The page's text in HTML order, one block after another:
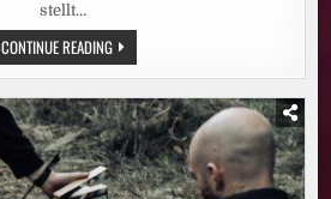
stellt…
CONTINUE READINGRUNDE
SACHE.
JÖRG
PILAWAS
NEUES
QUIZ
„WER
IST
DEUTSCHLANDS
SUPERHIRN?“